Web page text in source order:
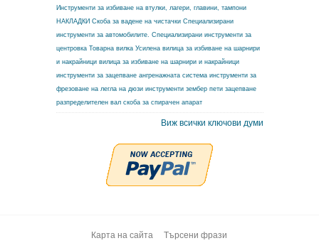
Инструменти за избиване на втулки, лагери, главини, тампони
НАКЛАДКИ Скоба за вадене на чистачки Специализирани
инструменти за автомобилите. Специализирани инструменти за
центровка Товарна вилка Усилена вилица за избиване на шарнири
и накрайници вилица за избиване на шарнири и накрайници
инструменти за зацепване ангренажната система инструменти за
фрезоване на легла на дюзи инструменти зембер пети зацепване
разпределителен вал скоба за спирачен апарат
Виж всички ключови думи
Карта на сайта Търсени фрази